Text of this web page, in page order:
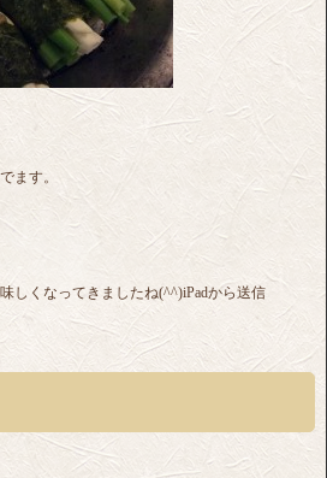
ます。
しくなってきましたね(^^)iPadから送信